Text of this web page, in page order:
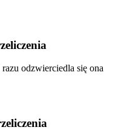
odzwierciedla się ona